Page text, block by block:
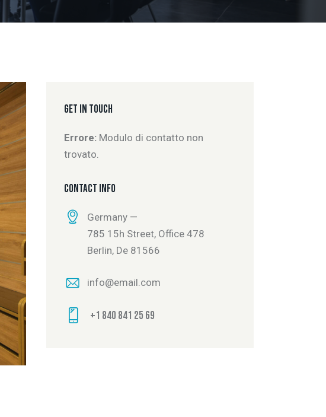
GET IN TOUCH
Errore: Modulo di contatto non
trovato.
CONTACT INFO
Germany —
785 15h Street, Office 478
Berlin, De 81566
info@email.com
+1 840 841 25 69